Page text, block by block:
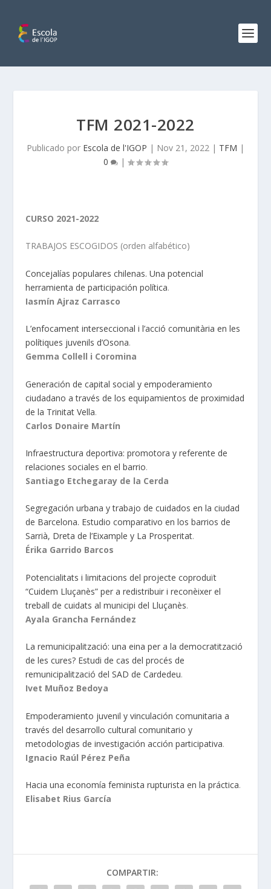
TFM 2021-2022
Publicado por Escola de l'IGOP | Nov 21, 2022 | TFM |
0
|
CURSO 2021-2022
TRABAJOS ESCOGIDOS (orden alfabético)
Concejalías populares chilenas. Una potencial
herramienta de participación política.
Iasmín Ajraz Carrasco
L’enfocament interseccional i l’acció comunitària en les
polítiques juvenils d’Osona.
Gemma Collell i Coromina
Generación de capital social y empoderamiento
ciudadano a través de los equipamientos de proximidad
de la Trinitat Vella.
Carlos Donaire Martín
Infraestructura deportiva: promotora y referente de
relaciones sociales en el barrio.
Santiago Etchegaray de la Cerda
Segregación urbana y trabajo de cuidados en la ciudad
de Barcelona. Estudio comparativo en los barrios de
Sarrià, Dreta de l’Eixample y La Prosperitat.
Érika Garrido Barcos
Potencialitats i limitacions del projecte coproduït
“Cuidem Lluçanès” per a redistribuir i reconèixer el
treball de cuidats al municipi del Lluçanès.
Ayala Grancha Fernández
La remunicipalització: una eina per a la democratització
de les cures? Estudi de cas del procés de
remunicipalització del SAD de Cardedeu.
Ivet Muñoz Bedoya
Empoderamiento juvenil y vinculación comunitaria a
través del desarrollo cultural comunitario y
metodologias de investigación acción participativa.
Ignacio Raúl Pérez Peña
Hacia una economía feminista rupturista en la práctica.
Elisabet Rius García
COMPARTIR: